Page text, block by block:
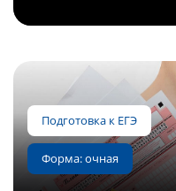
Подготовка к ОГЭ
Форма: очная